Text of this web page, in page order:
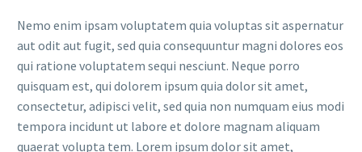
Nemo enim ipsam voluptatem quia voluptas sit aspernatur
aut odit aut fugit, sed quia consequuntur magni dolores eos
qui ratione voluptatem sequi nesciunt. Neque porro
quisquam est, qui dolorem ipsum quia dolor sit amet,
consectetur, adipisci velit, sed quia non numquam eius modi
tempora incidunt ut labore et dolore magnam aliquam
quaerat volupta tem. Lorem ipsum dolor sit amet,